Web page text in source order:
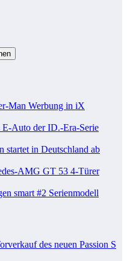
Man Werbung in iX
Auto der ID.-Era-Serie
startet in Deutschland ab
AMG GT 53 4-Türer
smart #2 Serienmodell
des neuen Passion S